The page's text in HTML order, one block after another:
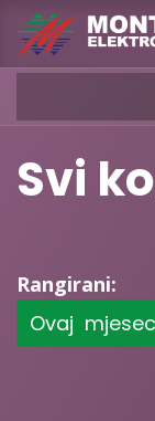
Skip to Content
Svi
Rangirani:
Ovaj mjesec